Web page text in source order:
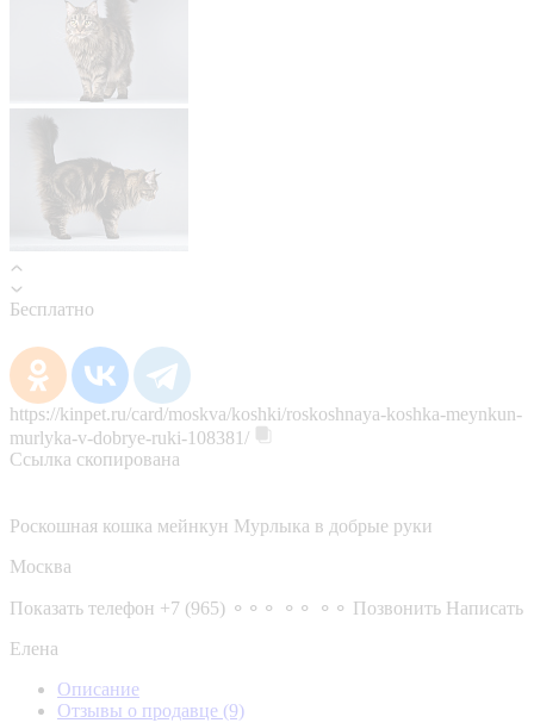
Бесплатно
https://kinpet.ru/card/moskva/koshki/roskoshnaya-koshka-meynkun-
murlyka-v-dobrye-ruki-108381/
Ссылка скопирована
Роскошная кошка мейнкун Мурлыка в добрые руки
Москва
Показать телефон +7 (965) ⚬⚬⚬ ⚬⚬ ⚬⚬ Позвонить Написать
Елена
Описание
Отзывы о продавце (9)